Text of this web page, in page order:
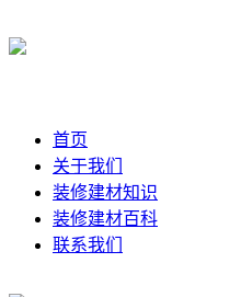
首页
关于我们
装修建材知识
装修建材百科
联系我们